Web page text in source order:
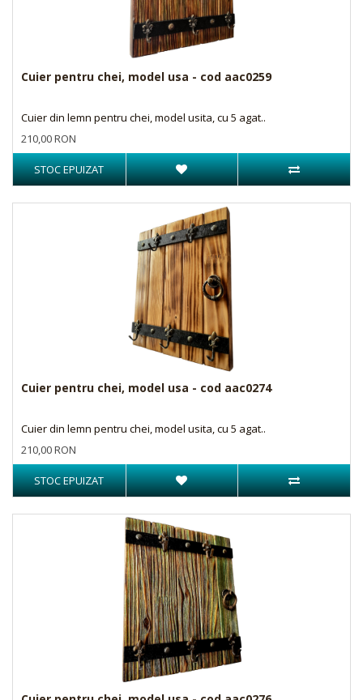
Cuier pentru chei, model usa - cod aac0259
Cuier din lemn pentru chei, model usita, cu 5 agat..
210,00 RON
STOC EPUIZAT
Cuier pentru chei, model usa - cod aac0274
Cuier din lemn pentru chei, model usita, cu 5 agat..
210,00 RON
STOC EPUIZAT